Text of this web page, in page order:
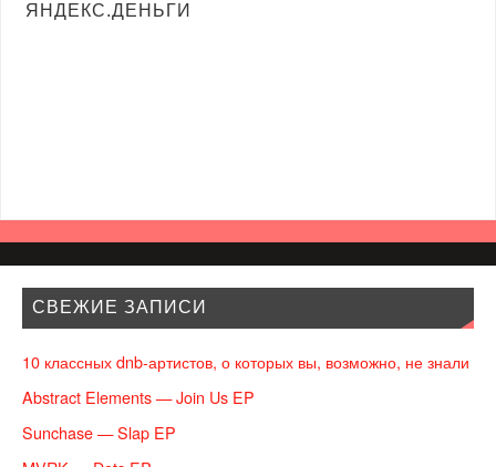
ЯНДЕКС.ДЕНЬГИ
СВЕЖИЕ ЗАПИСИ
10 классных dnb-артистов, о которых вы, возможно, не знали
Abstract Elements — Join Us EP
Sunchase — Slap EP